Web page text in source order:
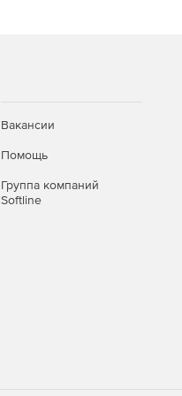
Вакансии
Помощь
Группа компаний
Softline